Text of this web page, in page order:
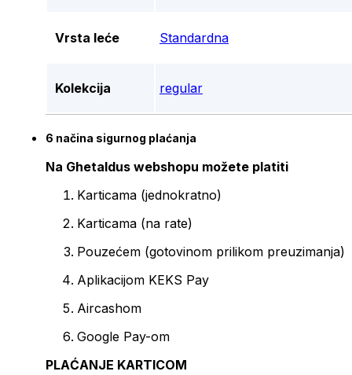
Vrsta leće Standardna
Kolekcija regular
6 načina sigurnog plaćanja
Na Ghetaldus webshopu možete platiti
Karticama (jednokratno)
Karticama (na rate)
Pouzećem (gotovinom prilikom preuzimanja)
Aplikacijom KEKS Pay
Aircashom
Google Pay-om
PLAĆANJE KARTICOM